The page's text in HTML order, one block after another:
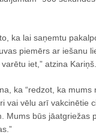
ka lai saņemtu
piemērs ar iešanu
iet,” atzina Kariņš.
ka “redzot, ka
vai vēlu arī vakcinētie
Mums būs jāatgriežas